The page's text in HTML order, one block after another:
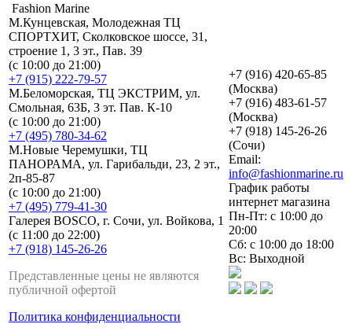
Fashion Marine
М.Кунцевская, Молодежная ТЦ
СПОРТХИТ, Сколковское шоссе, 31,
строение 1, 3 эт., Пав. 39
(с 10:00 до 21:00)
+7 (915) 222-79-57
М.Беломорская, ТЦ ЭКСТРИМ, ул.
Смольная, 63Б, 3 эт. Пав. К-10
(с 10:00 до 21:00)
+7 (495) 780-34-62
М.Новые Черемушки, ТЦ
ПАНОРАМА, ул. Гарибальди, 23, 2 эт.,
2п-85-87
(с 10:00 до 21:00)
+7 (495) 779-41-30
Галерея BOSCO, г. Сочи, ул. Войкова, 1
(с 11:00 до 22:00)
+7 (918) 145-26-26
Представленные цены не являются
публичной офертой
Политика конфиденциальности
+7 (916) 420-65-85
(Москва)
+7 (916) 483-61-57
(Москва)
+7 (918) 145-26-26
(Сочи)
Email:
info@fashionmarine.ru
График работы
интернет магазина
Пн-Пт: с 10:00 до
20:00
Сб: с 10:00 до 18:00
Вс: Выходной